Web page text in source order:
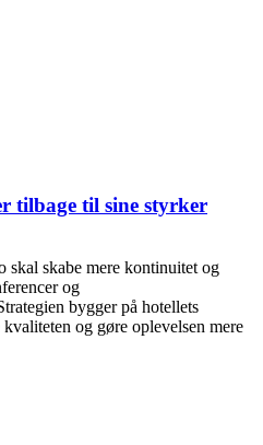
tilbage til sine styrker
skabe mere kontinuitet og
og
bygger på hotellets
og gøre oplevelsen mere